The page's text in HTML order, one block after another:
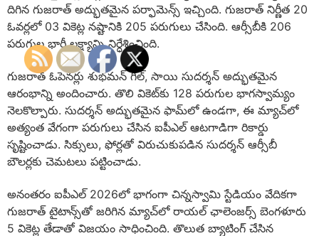
దిగిన గుజరాత్ అద్భుతమైన పర్ఫామెన్స్ ఇచ్చింది. గుజరాత్ నిర్ణీత 20
ఓవర్లలో 03 వికెట్ల నష్టానికి 205 పరుగులు చేసింది. ఆర్సీబీకి 206
పరుగుల భారీ లక్ష్యాన్ని నిర్ధేశించింది.
గుజరాత్ ఓపెనర్లు శుభ్‌మన్ గిల్, సాయి సుదర్శన్ అద్భుతమైన
ఆరంభాన్ని అందించారు. తొలి వికెట్‌కు 128 పరుగుల భాగస్వామ్యం
నెలకొల్పారు. సుదర్శన్ అద్భుతమైన ఫామ్‌లో ఉండగా, ఈ మ్యాచ్‌లో
అత్యంత వేగంగా పరుగులు చేసిన ఐపీఎల్ ఆటగాడిగా రికార్డు
సృష్టించాడు. సిక్సులు, ఫోర్లతో విరుచుకుపడిన సుదర్శన్ ఆర్సీబీ
బౌలర్లకు చెమటలు పట్టించాడు.
అనంతరం ఐపీఎల్‌ 2026లో భాగంగా చిన్నస్వామి స్టేడియం వేదికగా
గుజరాత్‌ టైటాన్స్‌తో జరిగిన మ్యాచ్‌లో రాయల్‌ ఛాలెంజర్స్‌ బెంగళూరు
5 వికెట్ల తేడాతో విజయం సాధించింది. తొలుత బ్యాటింగ్‌ చేసిన